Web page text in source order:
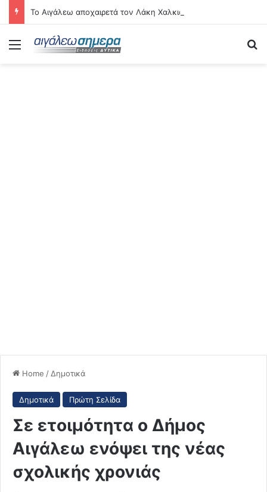
Το Αιγάλεω αποχαιρετά τον Λάκη Χαλκιά
Menu
Home / Δημοτικά
Δημοτικά Πρώτη Σελίδα
Σε ετοιμότητα ο Δήμος
Αιγάλεω ενόψει της νέας
σχολικής χρονιάς